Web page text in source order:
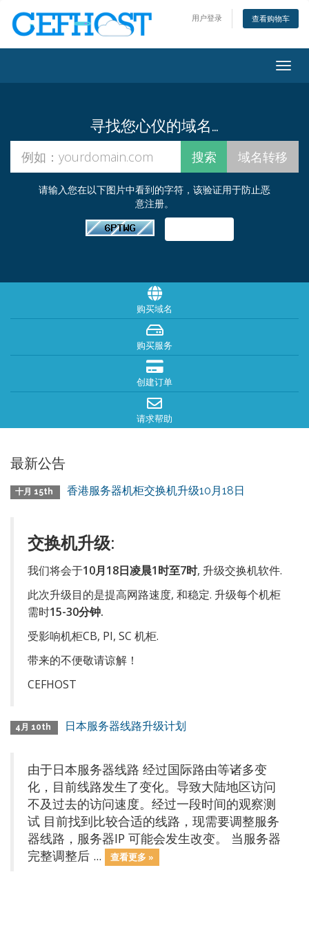
用户登录 查看购物车
寻找您心仪的域名…
请输入您在以下图片中看到的字符，该验证用于防止恶
意注册。
购买域名
购买服务
创建订单
请求帮助
最新公告
十月 15th 香港服务器机柜交换机升级10月18日
交换机升级:
我们将会于10月18日凌晨1时至7时, 升级交换机软件.
此次升级目的是提高网路速度, 和稳定. 升级每个机柜
需时15-30分钟.
受影响机柜CB, PI, SC 机柜.
带来的不便敬请谅解！
CEFHOST
4月 10th 日本服务器线路升级计划
由于日本服务器线路 经过国际路由等诸多变
化，目前线路发生了变化。导致大陆地区访问
不及过去的访问速度。经过一段时间的观察测
试 目前找到比较合适的线路，现需要调整服务
器线路，服务器IP 可能会发生改变。 当服务器
完整调整后 ...
查看更多 »